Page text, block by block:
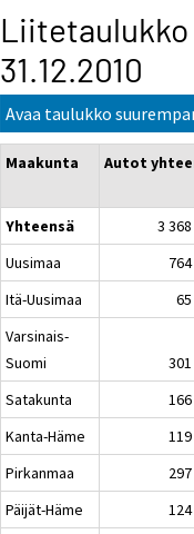
31.12.2010
Avaa taulukko
Maakunta Autot
Yhteensä 3
Uusimaa
Itä-Uusimaa
Varsinais-
Suomi
Satakunta
Kanta-Häme
Pirkanmaa
Päijät-Häme